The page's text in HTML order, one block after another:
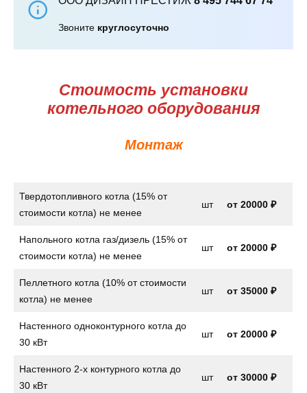
Звоните круглосуточно
Стоимость установки
котельного оборудования
Монтаж
Твердотопливного котла (15% от
стоимости котла) не менее
шт от 20000 ₽
Напольного котла газ/дизель (15% от
стоимости котла) не менее
шт от 20000 ₽
Пеллетного котла (10% от стоимости
котла) не менее
шт от 35000 ₽
Настенного одноконтурного котла до
30 кВт
шт от 20000 ₽
Настенного 2-х контурного котла до
30 кВт
шт от 30000 ₽